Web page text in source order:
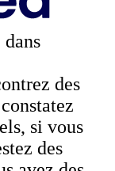
dans
des
si vous
des